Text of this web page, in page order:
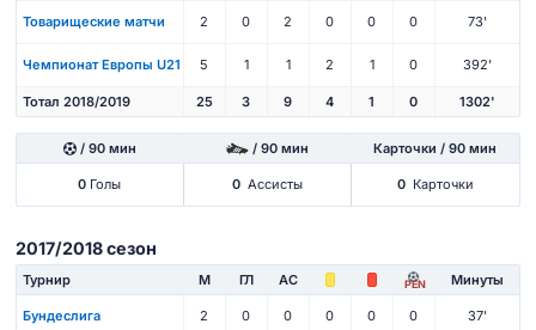
Товарищеские матчи 2 0 2 0 0 0 73'
Чемпионат Европы U21 5 1 1 2 1 0 392'
Тотал 2018/2019 25 3 9 4 1 0 1302'
/ 90 мин / 90 мин Карточки / 90 мин
0 Голы 0 Ассисты 0 Карточки
2017/2018 сезон
Турнир М ГЛ АС PEN Минуты
Бундеслига 2 0 0 0 0 0 37'